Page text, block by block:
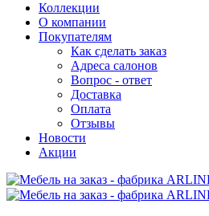
Коллекции
О компании
Покупателям
Как сделать заказ
Адреса салонов
Вопрос - ответ
Доставка
Оплата
Отзывы
Новости
Акции